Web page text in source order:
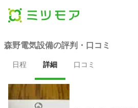
森野電気設備の評判・口コミ
日程 詳細 口コミ